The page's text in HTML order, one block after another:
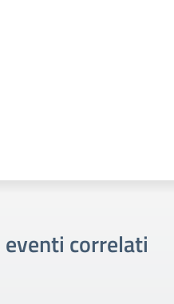
correlati